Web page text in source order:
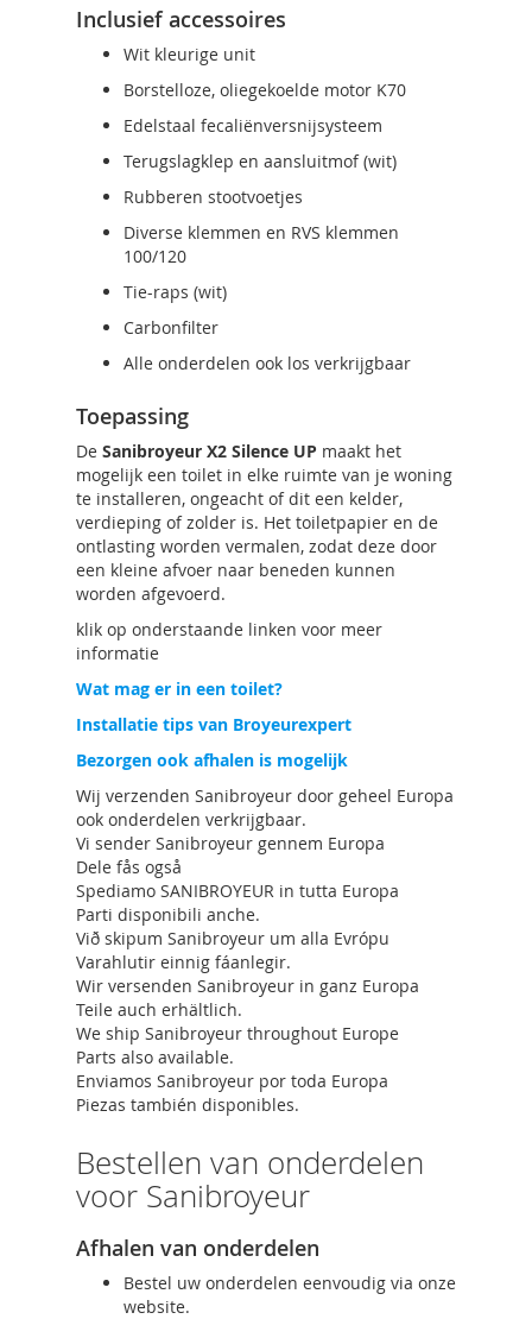
Inclusief accessoires
Wit kleurige unit
Borstelloze, oliegekoelde motor K70
Edelstaal fecaliënversnijsysteem
Terugslagklep en aansluitmof (wit)
Rubberen stootvoetjes
Diverse klemmen en RVS klemmen
100/120
Tie-raps (wit)
Carbonfilter
Alle onderdelen ook los verkrijgbaar
Toepassing
De Sanibroyeur X2 Silence UP maakt het
mogelijk een toilet in elke ruimte van je woning
te installeren, ongeacht of dit een kelder,
verdieping of zolder is. Het toiletpapier en de
ontlasting worden vermalen, zodat deze door
een kleine afvoer naar beneden kunnen
worden afgevoerd.
klik op onderstaande linken voor meer
informatie
Wat mag er in een toilet?
Installatie tips van Broyeurexpert
Bezorgen ook afhalen is mogelijk
Wij verzenden Sanibroyeur door geheel Europa
ook onderdelen verkrijgbaar.
Vi sender Sanibroyeur gennem Europa
Dele fås også
Spediamo SANIBROYEUR in tutta Europa
Parti disponibili anche.
Við skipum Sanibroyeur um alla Evrópu
Varahlutir einnig fáanlegir.
Wir versenden Sanibroyeur in ganz Europa
Teile auch erhältlich.
We ship Sanibroyeur throughout Europe
Parts also available.
Enviamos Sanibroyeur por toda Europa
Piezas también disponibles.
Bestellen van onderdelen
voor Sanibroyeur
Afhalen van onderdelen
Bestel uw onderdelen eenvoudig via onze
website.